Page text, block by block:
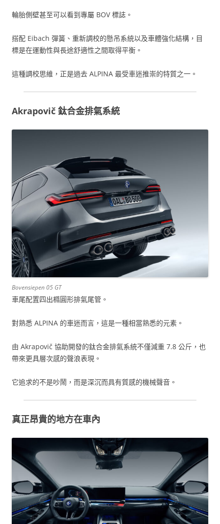
輪胎側壁甚至可以看到專屬 BOV 標誌。
搭配 Eibach 彈簧、重新調校的懸吊系統以及車體強化結構，目
標是在運動性與長途舒適性之間取得平衡。
這種調校思維，正是過去 ALPINA 最受車迷推崇的特質之一。
Akrapovič 鈦合金排氣系統
Bovensiepen 05 GT
車尾配置四出橢圓形排氣尾管。
對熟悉 ALPINA 的車迷而言，這是一種相當熟悉的元素。
由 Akrapovič 協助開發的鈦合金排氣系統不僅減重 7.8 公斤，也
帶來更具層次感的聲浪表現。
它追求的不是吵鬧，而是深沉而具有質感的機械聲音。
真正昂貴的地方在車內